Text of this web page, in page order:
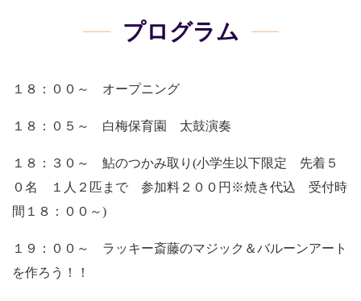
プログラム
１８：００～ オープニング
１８：０５～ 白梅保育園 太鼓演奏
１８：３０～ 鮎のつかみ取り(小学生以下限定 先着５
０名 １人２匹まで 参加料２００円※焼き代込 受付時
間１８：００～)
１９：００～ ラッキー斎藤のマジック＆バルーンアート
を作ろう！！